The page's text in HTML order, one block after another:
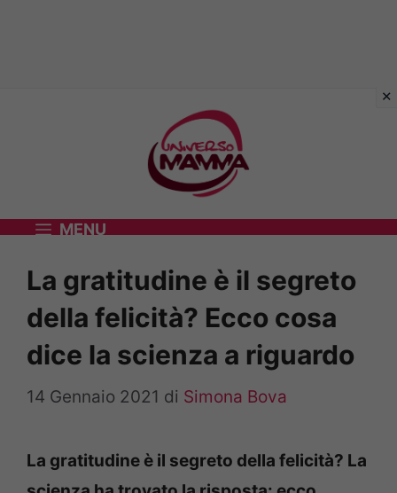
MENU
La gratitudine è il segreto
della felicità? Ecco cosa
dice la scienza a riguardo
14 Gennaio 2021 di Simona Bova
La gratitudine è il segreto della felicità? La